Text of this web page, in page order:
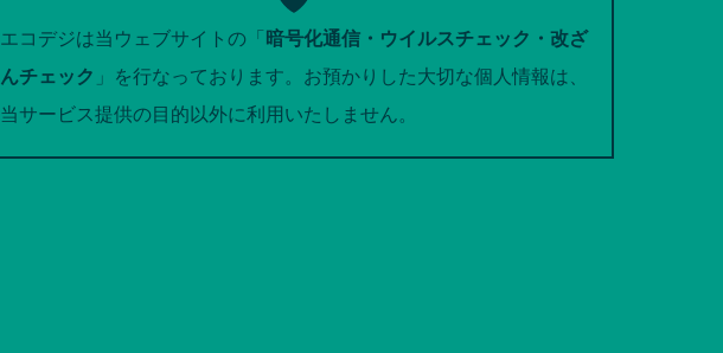
エコデジは当ウェブサイトの「暗号化通信・ウイルスチェック・改ざ
んチェック 」を行なっております。お預かりした大切な個人情報は、
当サービス提供の目的以外に利用いたしません。